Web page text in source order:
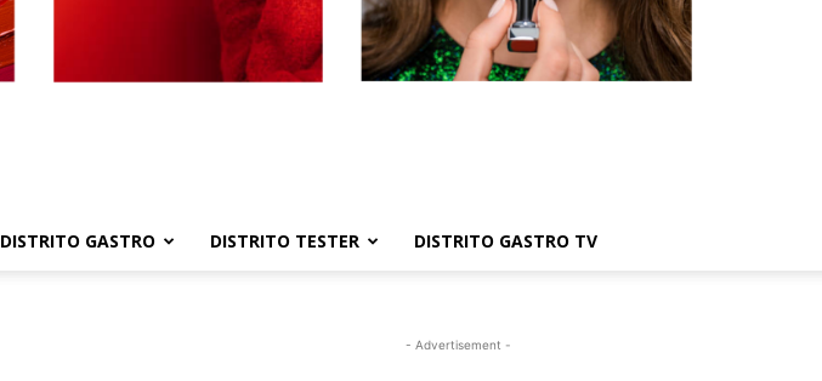
DISTRITO GASTRO DISTRITO TESTER DISTRITO GASTRO TV
- Advertisement -